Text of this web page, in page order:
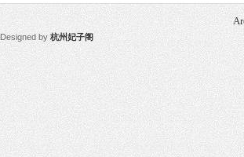
Designed by 杭州妃子阁